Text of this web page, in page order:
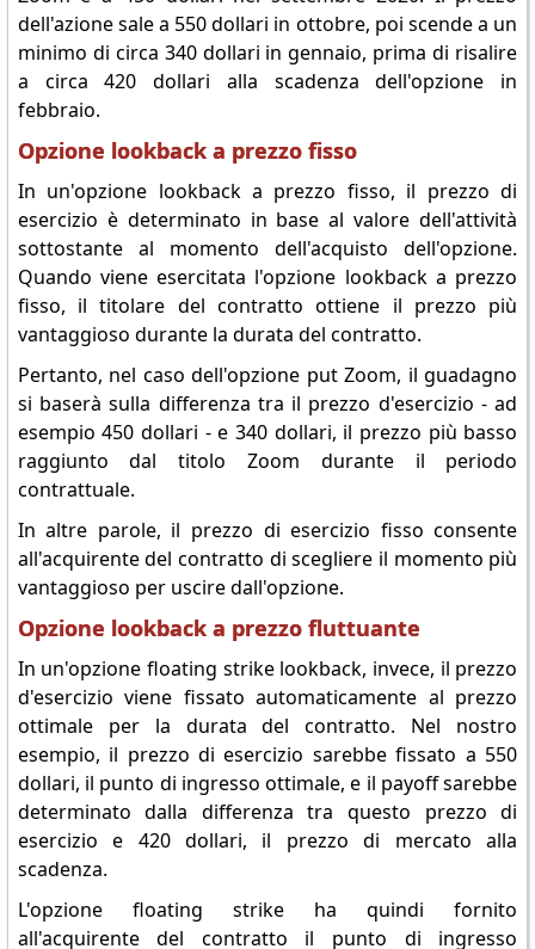
dell'azione sale a 550 dollari in ottobre, poi scende a un
minimo di circa 340 dollari in gennaio, prima di risalire
a circa 420 dollari alla scadenza dell'opzione in
febbraio.
Opzione lookback a prezzo fisso
In un'opzione lookback a prezzo fisso, il prezzo di
esercizio è determinato in base al valore dell'attività
sottostante al momento dell'acquisto dell'opzione.
Quando viene esercitata l'opzione lookback a prezzo
fisso, il titolare del contratto ottiene il prezzo più
vantaggioso durante la durata del contratto.
Pertanto, nel caso dell'opzione put Zoom, il guadagno
si baserà sulla differenza tra il prezzo d'esercizio - ad
esempio 450 dollari - e 340 dollari, il prezzo più basso
raggiunto dal titolo Zoom durante il periodo
contrattuale.
In altre parole, il prezzo di esercizio fisso consente
all'acquirente del contratto di scegliere il momento più
vantaggioso per uscire dall'opzione.
Opzione lookback a prezzo fluttuante
In un'opzione floating strike lookback, invece, il prezzo
d'esercizio viene fissato automaticamente al prezzo
ottimale per la durata del contratto. Nel nostro
esempio, il prezzo di esercizio sarebbe fissato a 550
dollari, il punto di ingresso ottimale, e il payoff sarebbe
determinato dalla differenza tra questo prezzo di
esercizio e 420 dollari, il prezzo di mercato alla
scadenza.
L'opzione floating strike ha quindi fornito
all'acquirente del contratto il punto di ingresso